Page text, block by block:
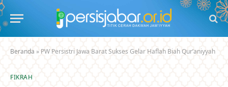
Beranda » PW Persistri Jawa Barat Sukses Gelar Haflah Biah Qur’aniyyah
FIKRAH